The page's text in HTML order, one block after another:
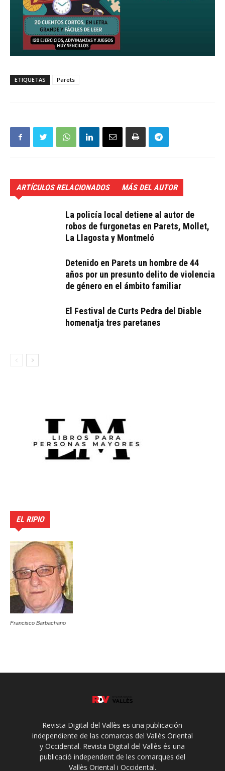
ETIQUETAS Parets
ARTÍCULOS RELACIONADOS MÁS DEL AUTOR
La policía local detiene al autor de
robos de furgonetas en Parets, Mollet,
La Llagosta y Montmeló
Detenido en Parets un hombre de 44
años por un presunto delito de violencia
de género en el ámbito familiar
El Festival de Curts Pedra del Diable
homenatja tres paretanes
EL RIPIO
Francisco Barbachano
Revista Digital del Vallès es una publicación
independiente de las comarcas del Vallès Oriental
y Occidental. Revista Digital del Vallès és una
publicació independent de les comarques del
Vallès Oriental i Occidental.